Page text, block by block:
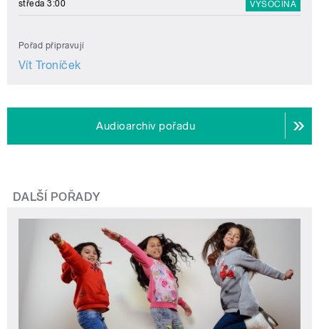
středa 3:00 VYSOČINA
Pořad připravují
Vít Troníček
Audioarchiv pořadu
DALŠÍ POŘADY